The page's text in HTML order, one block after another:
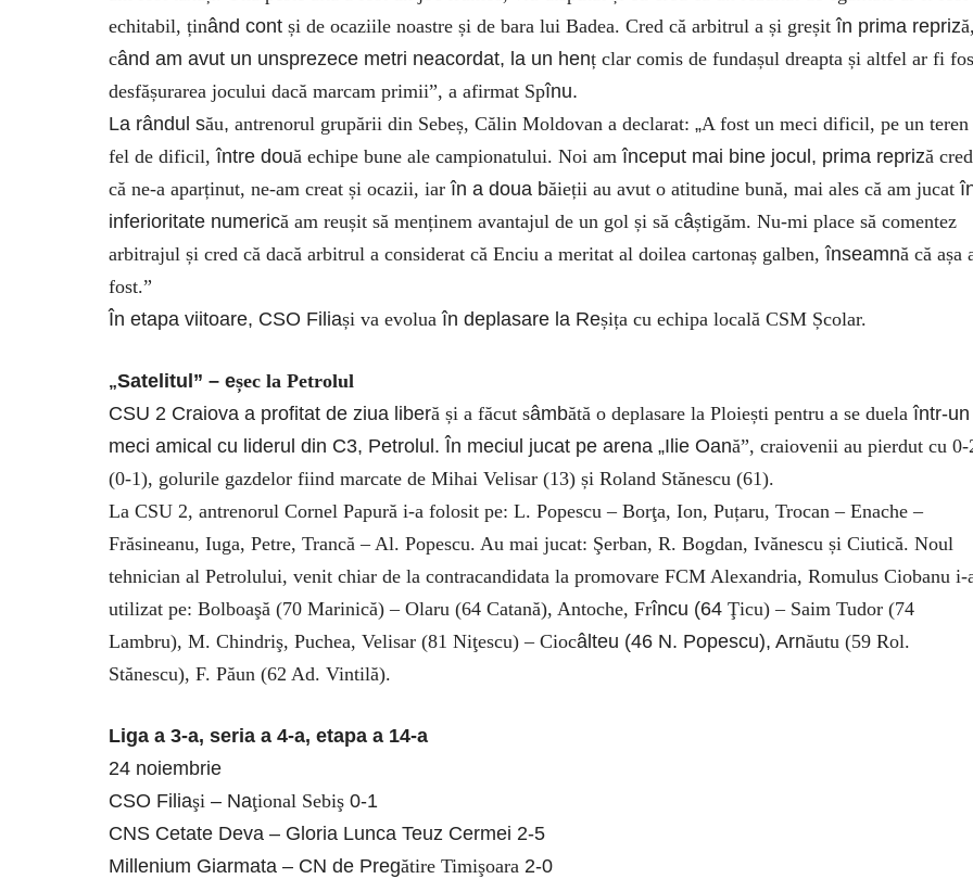
echitabil, ținând cont și de ocaziile noastre și de bara lui Badea. Cred că arbitrul a și greșitîn prima repriz
când am avut un unsprezece metri neacordat, la un henț clar comis de fundașul dreapta și altfel ar fi
desfășurarea jocului dacă marcam primii”, a afirmat Spînu.
La rândul său, antrenorul grupării din Sebeș, Călin Moldovan a declarat: „A fost un meci dificil, pe un teren
fel de dificil,între două echipe bune ale campionatului. Noi amînceput mai bine jocul, prima repriză cred
că ne-a aparținut, ne-am creat și ocazii, iarîn a doua băieții au avut o atitudine bună, mai ales că am jucat
inferioritate numerică am reușit să menținem avantajul de un gol și să câștigăm. Nu-mi place să comentez
arbitrajul și cred că dacă arbitrul a considerat că Enciu a meritat al doilea cartonaș galben,înseamnă că așa
fost.”
În etapa viitoare, CSO Filiași va evoluaîn deplasare la Reșița cu echipa locală CSM Școlar.
„Satelitul” – eșec la Petrolul
CSU 2 Craiova a profitat de ziua liberă și a făcut sâmbătă o deplasare la Ploiești pentru a se duelaîntr-un
meci amical cu liderul din C3, Petrolul. În meciul jucat pe arena „Ilie Oană”, craiovenii au pierdut cu 0-
(0-1), golurile gazdelor fiind marcate de Mihai Velisar (13) și Roland Stănescu (61).
La CSU 2, antrenorul Cornel Papură i-a folosit pe: L. Popescu – Borţa, Ion, Puțaru, Trocan – Enache –
Frăsineanu, Iuga, Petre, Trancă – Al. Popescu. Au mai jucat: Şerban, R. Bogdan, Ivănescu și Ciutică. Noul
tehnician al Petrolului, venit chiar de la contracandidata la promovare FCM Alexandria, Romulus Ciobanu i-
utilizat pe: Bolboaşă (70 Marinică) – Olaru (64 Catană), Antoche, Frîncu (64 Ţicu) – Saim Tudor (74
Lambru), M. Chindriş, Puchea, Velisar (81 Niţescu) – Ciocâlteu (46 N. Popescu), Arnăutu (59 Rol.
Stănescu), F. Păun (62 Ad. Vintilă).
Liga a 3-a, seria a 4-a, etapa a 14-a
24 noiembrie
CSO Filiaşi – Naţional Sebiş 0-1
CNS Cetate Deva – Gloria Lunca Teuz Cermei 2-5
Millenium Giarmata – CN de Pregătire Timişoara 2-0